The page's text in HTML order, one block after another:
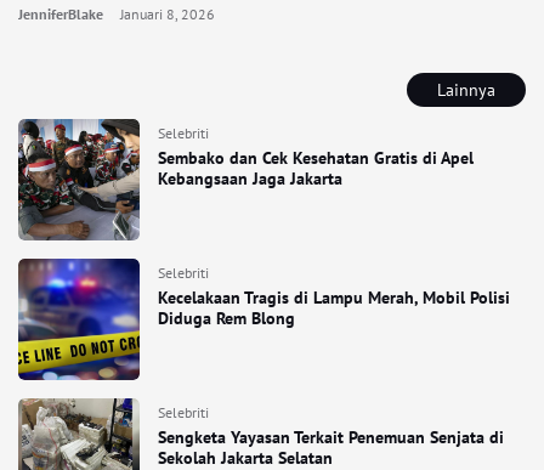
Lainnya
Selebriti
Sembako dan Cek Kesehatan Gratis di Apel
Kebangsaan Jaga Jakarta
Selebriti
Kecelakaan Tragis di Lampu Merah, Mobil Polisi
Diduga Rem Blong
Selebriti
Sengketa Yayasan Terkait Penemuan Senjata di
Sekolah Jakarta Selatan
JenniferBlake Januari 8, 2026